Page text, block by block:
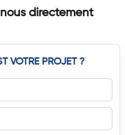
directement
VOTRE PROJET ?